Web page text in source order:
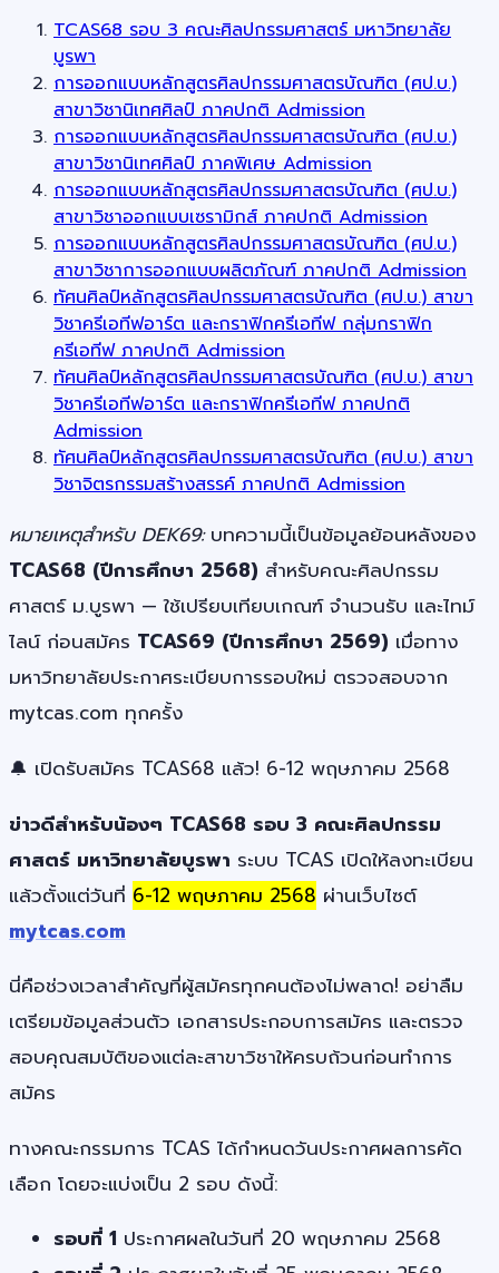
TCAS68 รอบ 3 คณะศิลปกรรมศาสตร์ มหาวิทยาลัย
บูรพา
การออกแบบหลักสูตรศิลปกรรมศาสตรบัณฑิต (ศป.บ.)
สาขาวิชานิเทศศิลป์ ภาคปกติ Admission
การออกแบบหลักสูตรศิลปกรรมศาสตรบัณฑิต (ศป.บ.)
สาขาวิชานิเทศศิลป์ ภาคพิเศษ Admission
การออกแบบหลักสูตรศิลปกรรมศาสตรบัณฑิต (ศป.บ.)
สาขาวิชาออกแบบเซรามิกส์ ภาคปกติ Admission
การออกแบบหลักสูตรศิลปกรรมศาสตรบัณฑิต (ศป.บ.)
สาขาวิชาการออกแบบผลิตภัณฑ์ ภาคปกติ Admission
ทัศนศิลป์หลักสูตรศิลปกรรมศาสตรบัณฑิต (ศป.บ.) สาขา
วิชาครีเอทีฟอาร์ต และกราฟิกครีเอทีฟ กลุ่มกราฟิก
ครีเอทีฟ ภาคปกติ Admission
ทัศนศิลป์หลักสูตรศิลปกรรมศาสตรบัณฑิต (ศป.บ.) สาขา
วิชาครีเอทีฟอาร์ต และกราฟิกครีเอทีฟ ภาคปกติ
Admission
ทัศนศิลป์หลักสูตรศิลปกรรมศาสตรบัณฑิต (ศป.บ.) สาขา
วิชาจิตรกรรมสร้างสรรค์ ภาคปกติ Admission
หมายเหตุสำหรับ DEK69:บทความนี้เป็นข้อมูลย้อนหลังของ
TCAS68 (ปีการศึกษา 2568) สำหรับคณะศิลปกรรม
ศาสตร์ ม.บูรพา — ใช้เปรียบเทียบเกณฑ์ จำนวนรับ และไทม์
ไลน์ ก่อนสมัคร TCAS69 (ปีการศึกษา 2569) เมื่อทาง
มหาวิทยาลัยประกาศระเบียบการรอบใหม่ ตรวจสอบจาก
mytcas.com ทุกครั้ง
🔔 เปิดรับสมัคร TCAS68 แล้ว! 6-12 พฤษภาคม 2568
ข่าวดีสำหรับน้องๆ TCAS68 รอบ 3 คณะศิลปกรรม
ศาสตร์ มหาวิทยาลัยบูรพา ระบบ TCAS เปิดให้ลงทะเบียน
แล้วตั้งแต่วันที่ 6-12 พฤษภาคม 2568 ผ่านเว็บไซต์
mytcas.com
นี่คือช่วงเวลาสำคัญที่ผู้สมัครทุกคนต้องไม่พลาด! อย่าลืม
เตรียมข้อมูลส่วนตัว เอกสารประกอบการสมัคร และตรวจ
สอบคุณสมบัติของแต่ละสาขาวิชาให้ครบถ้วนก่อนทำการ
สมัคร
ทางคณะกรรมการ TCAS ได้กำหนดวันประกาศผลการคัด
เลือก โดยจะแบ่งเป็น 2 รอบ ดังนี้:
รอบที่ 1 ประกาศผลในวันที่ 20 พฤษภาคม 2568